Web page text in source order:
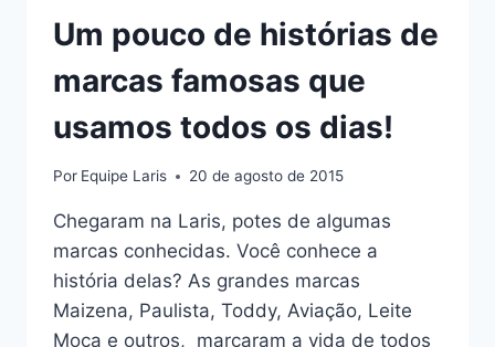
Um pouco de histórias de
marcas famosas que
usamos todos os dias!
Por Equipe Laris 20 de agosto de 2015
Chegaram na Laris, potes de algumas
marcas conhecidas. Você conhece a
história delas? As grandes marcas
Maizena, Paulista, Toddy, Aviação, Leite
Moça e outros, marcaram a vida de todos